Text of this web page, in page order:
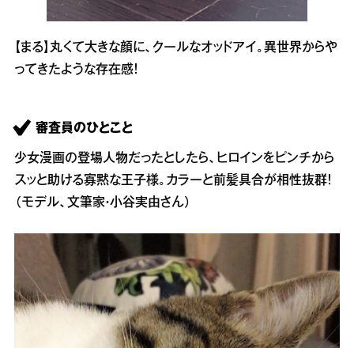
【まる】丸くて大きな顔に、クールなオッドアイ。異世界からや
ってきたような存在感！
審査員のひとこと
少女漫画の登場人物だったとしたら、ヒロインをピンチから
スッと助ける寡黙な王子様。カラーと前髪具合が相性抜群！
（モデル、文筆家・小谷実由さん）